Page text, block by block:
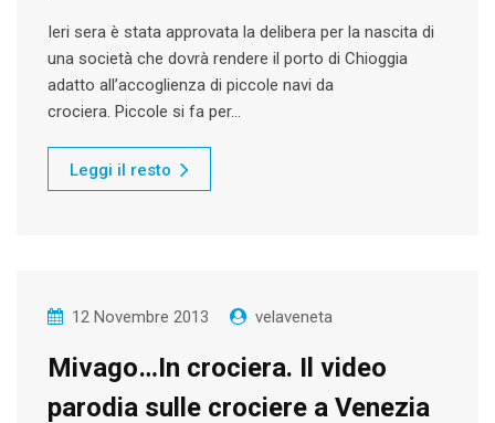
Ieri sera è stata approvata la delibera per la nascita di
una società che dovrà rendere il porto di Chioggia
adatto all’accoglienza di piccole navi da
crociera. Piccole si fa per…
Leggi il resto
12 Novembre 2013 velaveneta
Mivago…In crociera. Il video
parodia sulle crociere a Venezia